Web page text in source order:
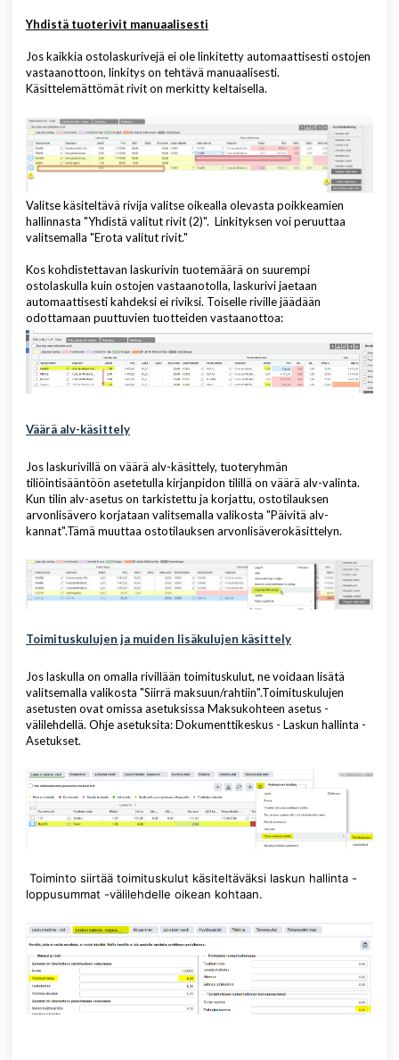
Yhdistä tuoterivit manuaalisesti
Jos kaikkia ostolaskurivejä ei ole linkitetty automaattisesti ostojen
vastaanottoon, linkitys on tehtävä manuaalisesti.
Käsittelemättömät rivit on merkitty keltaisella.
Valitse käsiteltävä rivija valitse oikealla olevasta poikkeamien
hallinnasta "Yhdistä valitut rivit (2)". Linkityksen voi peruuttaa
valitsemalla "Erota valitut rivit."
Kos kohdistettavan laskurivin tuotemäärä on suurempi
ostolaskulla kuin ostojen vastaanotolla, laskurivi jaetaan
automaattisesti kahdeksi ei riviksi. Toiselle riville jäädään
odottamaan puuttuvien tuotteiden vastaanottoa:
Väärä alv-käsittely
Jos laskurivillä on väärä alv-käsittely, tuoteryhmän
tiliöintisääntöön asetetulla kirjanpidon tilillä on väärä alv-valinta.
Kun tilin alv-asetus on tarkistettu ja korjattu, ostotilauksen
arvonlisävero korjataan valitsemalla valikosta "Päivitä alv-
kannat".Tämä muuttaa ostotilauksen arvonlisäverokäsittelyn.
Toimituskulujen ja muiden lisäkulujen käsittely
Jos laskulla on omalla rivillään toimituskulut, ne voidaan lisätä
valitsemalla valikosta "Siirrä maksuun/rahtiin".Toimituskulujen
asetusten ovat omissa asetuksissa Maksukohteen asetus -
välilehdellä. Ohje asetuksita: Dokumenttikeskus - Laskun hallinta -
Asetukset.
Toiminto siirtää toimituskulut käsiteltäväksi laskun hallinta -
loppusummat -välilehdelle oikean kohtaan.